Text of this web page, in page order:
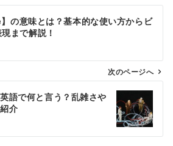
】の意味とは？基本的な使い方からビ
まで解説！
次のページへ
語で何と言う？乱雑さや
介